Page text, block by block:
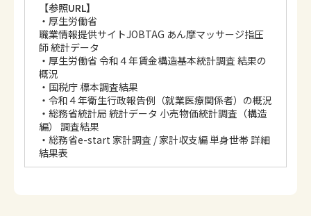
【参照URL】
・ 厚生労働省
職業情報提供サイトJOBTAG あん摩マッサージ指圧
師 統計データ
・ 厚生労働省 令和４年賃金構造基本統計調査 結果の
概況
・ 国税庁 標本調査結果
・ 令和４年衛生行政報告例（就業医療関係者）の概況
・ 総務省統計局 統計データ 小売物価統計調査（構造
編） 調査結果
・ 総務省e-start 家計調査 / 家計収支編 単身世帯 詳細
結果表